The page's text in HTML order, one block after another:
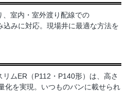
室内・室外渡り配線での
込みに対応。現場井に最適な方法を
ムER（P112・P140形）は、高さ
化を実現。いつものバンに載せられ